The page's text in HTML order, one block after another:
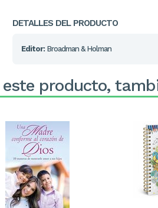
DETALLES DEL PRODUCTO
Editor: Broadman & Holman
producto,